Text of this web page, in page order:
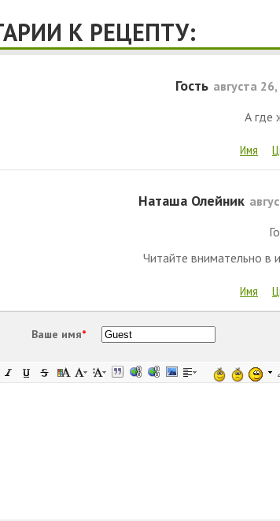
К РЕЦЕПТУ:
Гость августа
А где
Имя
Наташа Олейник
Читайте внимательно в
Имя
Ваше имя*